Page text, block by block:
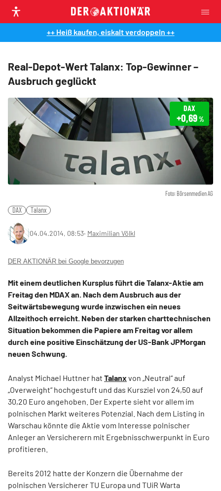
++ Heiß kaufen, eiskalt verdoppeln ++
Real-Depot-Wert Talanx: Top-Gewinner –
Ausbruch geglückt
Foto: Börsenmedien AG
DAX
+0,69%
DAX Talanx
04.04.2014, 08:53‧ Maximilian Völkl
DER AKTIONÄR bei Google bevorzugen
Mit einem deutlichen Kursplus führt die Talanx-Aktie am
Freitag den MDAX an. Nach dem Ausbruch aus der
Seitwärtsbewegung wurde inzwischen ein neues
Allzeithoch erreicht. Neben der starken charttechnischen
Situation bekommen die Papiere am Freitag vor allem
durch eine positive Einschätzung der US-Bank JPMorgan
neuen Schwung.
Analyst Michael Huttner hat Talanx von „Neutral“ auf
„Overweight“ hochgestuft und das Kursziel von 24,50 auf
30,20 Euro angehoben. Der Experte sieht vor allem im
polnischen Markt weiteres Potenzial. Nach dem Listing in
Warschau könnte die Aktie vom Interesse polnischer
Anleger an Versicherern mit Ergebnisschwerpunkt in Euro
profitieren.
Bereits 2012 hatte der Konzern die Übernahme der
polnischen Versicherer TU Europa und TUiR Warta